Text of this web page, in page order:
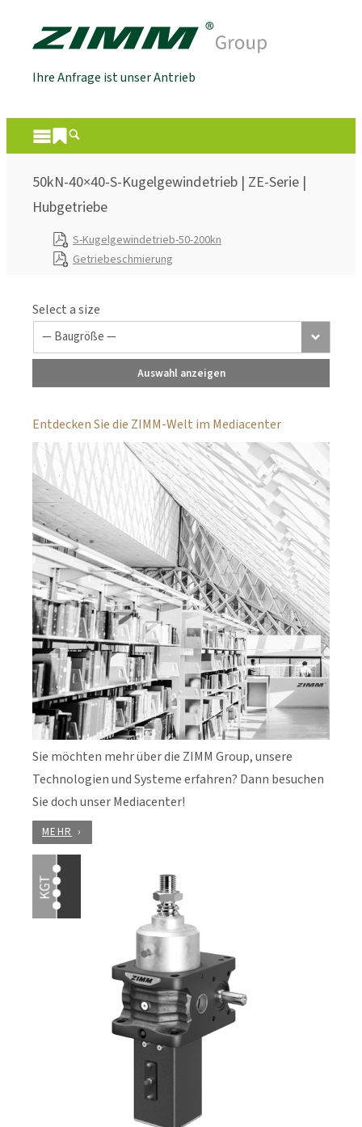
Ihre Anfrage ist unser Antrieb
50kN-40×40-S-Kugelgewindetrieb | ZE-Serie |
Hubgetriebe
S-Kugelgewindetrieb-50-200kn
Getriebeschmierung
Select a size
Auswahl anzeigen
Entdecken Sie die ZIMM-Welt im Mediacenter
Sie möchten mehr über die ZIMM Group, unsere
Technologien und Systeme erfahren? Dann besuchen
Sie doch unser Mediacenter!
MEHR